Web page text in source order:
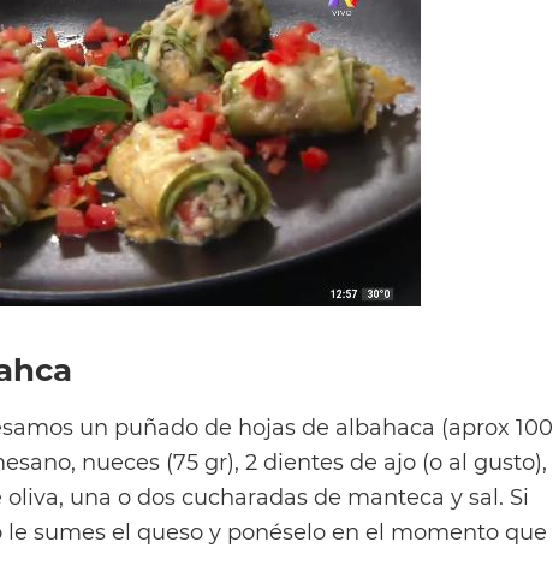
un puñado de hojas de albahaca (aprox 100
nueces (75 gr), 2 dientes de ajo (o al gusto),
una o dos cucharadas de manteca y sal. Si
le sumes el queso y ponéselo en el momento que